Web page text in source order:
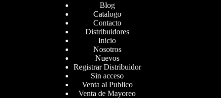
Blog
Catalogo
Contacto
Distribuidores
Inicio
Nosotros
Nuevos
Registrar Distribuidor
Sin acceso
Venta al Publico
Venta de Mayoreo